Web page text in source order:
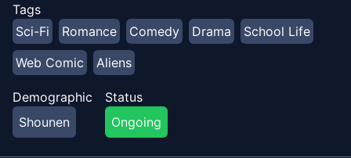
Tags
Sci-Fi
Romance Comedy Drama
School Life
Web Comic
Aliens
Demographic
Shounen
Status
Ongoing